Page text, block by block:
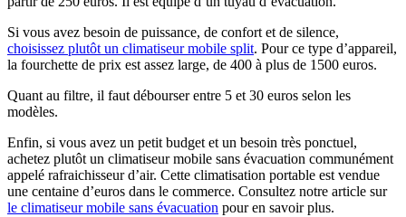
Si vous avez besoin de puissance, de confort et de silence,
choisissez plutôt un climatiseur mobile split. Pour ce type d’appareil,
la fourchette de prix est assez large, de 400 à plus de 1500 euros.
Quant au filtre, il faut débourser entre 5 et 30 euros selon les
modèles.
Enfin, si vous avez un petit budget et un besoin très ponctuel,
achetez plutôt un climatiseur mobile sans évacuation communément
appelé rafraichisseur d’air. Cette climatisation portable est vendue
une centaine d’euros dans le commerce. Consultez notre article sur
le climatiseur mobile sans évacuation pour en savoir plus.